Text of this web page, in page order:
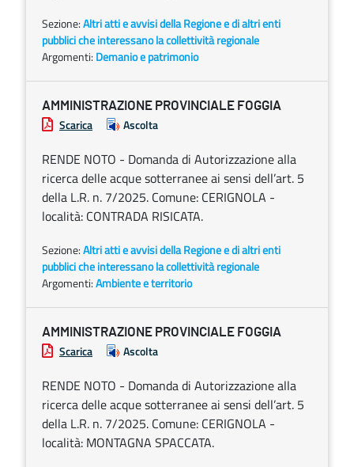
Sezione:Altri atti e avvisi della Regione e di altri enti
pubblici che interessano la collettività regionale
Argomenti: Demanio e patrimonio
AMMINISTRAZIONE PROVINCIALE FOGGIA
Scarica Ascolta
RENDE NOTO - Domanda di Autorizzazione alla
ricerca delle acque sotterranee ai sensi dell’art. 5
della L.R. n. 7/2025. Comune: CERIGNOLA -
località: CONTRADA RISICATA.
Sezione:Altri atti e avvisi della Regione e di altri enti
pubblici che interessano la collettività regionale
Argomenti:Ambiente e territorio
AMMINISTRAZIONE PROVINCIALE FOGGIA
Scarica Ascolta
RENDE NOTO - Domanda di Autorizzazione alla
ricerca delle acque sotterranee ai sensi dell’art. 5
della L.R. n. 7/2025. Comune: CERIGNOLA -
località: MONTAGNA SPACCATA.